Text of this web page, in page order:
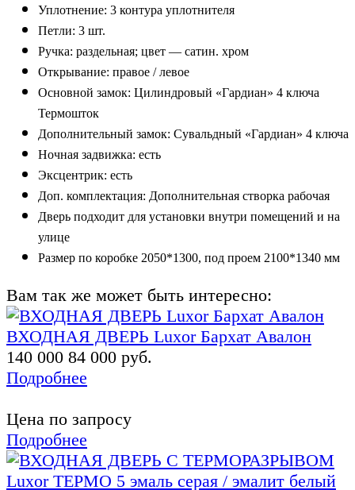
Уплотнение: 3 контура уплотнителя
Петли: 3 шт.
Ручка: раздельная; цвет — сатин. хром
Открывание: правое / левое
Основной замок: Цилиндровый «Гардиан» 4 ключа
Термошток
Дополнительный замок: Сувальдный «Гардиан» 4 ключа
Ночная задвижка: есть
Эксцентрик: есть
Доп. комплектация: Дополнительная створка рабочая
Дверь подходит для установки внутри помещений и на
улице
Размер по коробке 2050*1300, под проем 2100*1340 мм
Вам так же может быть интересно:
ВХОДНАЯ ДВЕРЬ Luxor Бархат Авалон
140 000 84 000 руб.
Подробнее
Цена по запросу
Подробнее